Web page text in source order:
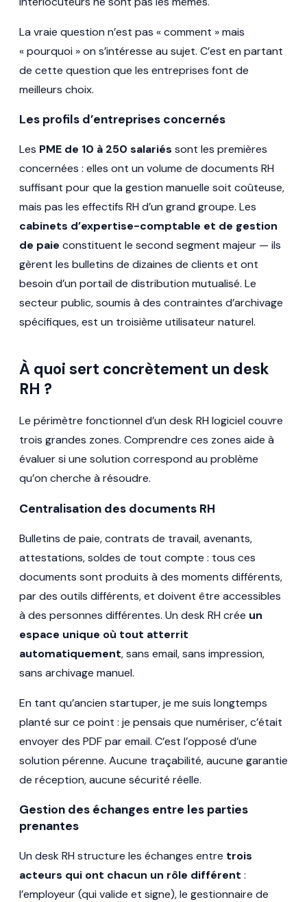
La vraie question n’est pas « comment » mais
« pourquoi » on s’intéresse au sujet. C’est en partant
de cette question que les entreprises font de
meilleurs choix.
Les profils d’entreprises concernés
Les PME de 10 à 250 salariés sont les premières
concernées : elles ont un volume de documents RH
suffisant pour que la gestion manuelle soit coûteuse,
mais pas les effectifs RH d’un grand groupe. Les
cabinets d’expertise-comptable et de gestion
de paie constituent le second segment majeur — ils
gèrent les bulletins de dizaines de clients et ont
besoin d’un portail de distribution mutualisé. Le
secteur public, soumis à des contraintes d’archivage
spécifiques, est un troisième utilisateur naturel.
À quoi sert concrètement un desk
RH ?
Le périmètre fonctionnel d’un desk RH logiciel couvre
trois grandes zones. Comprendre ces zones aide à
évaluer si une solution correspond au problème
qu’on cherche à résoudre.
Centralisation des documents RH
Bulletins de paie, contrats de travail, avenants,
attestations, soldes de tout compte : tous ces
documents sont produits à des moments différents,
par des outils différents, et doivent être accessibles
à des personnes différentes. Un desk RH crée un
espace unique où tout atterrit
automatiquement, sans email, sans impression,
sans archivage manuel.
En tant qu’ancien startuper, je me suis longtemps
planté sur ce point : je pensais que numériser, c’était
envoyer des PDF par email. C’est l’opposé d’une
solution pérenne. Aucune traçabilité, aucune garantie
de réception, aucune sécurité réelle.
Gestion des échanges entre les parties
prenantes
Un desk RH structure les échanges entre trois
acteurs qui ont chacun un rôle différent :
l’employeur (qui valide et signe), le gestionnaire de